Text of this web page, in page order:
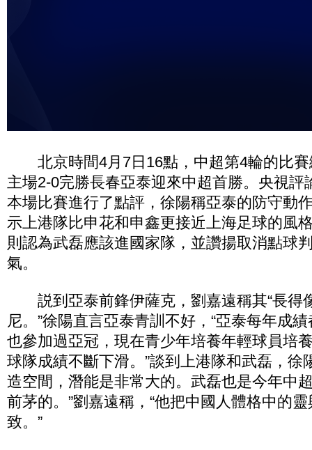
北京時間4月7日16點，中超第4輪的比賽
主場2-0完勝長春亞泰迎來中超首勝。央視評
本場比賽進行了點評，徐陽稱亞泰的防守動
示上港隊比申花和申鑫更接近上海足球的風
則認為武磊應該進國家隊，並讚揚取消點球
氣。
説到亞泰前鋒伊薩克，劉嘉遠稱其“長得
尼。”徐陽直言亞泰青訓不好，“亞泰每年成
也參加過亞冠，現在青少年培養年輕球員培
球隊成績不斷下滑。”談到上港隊和武磊，徐
造空間，潛能是非常大的。武磊也是今年中
前茅的。”劉嘉遠稱，“他把中國人體格中的
致。”